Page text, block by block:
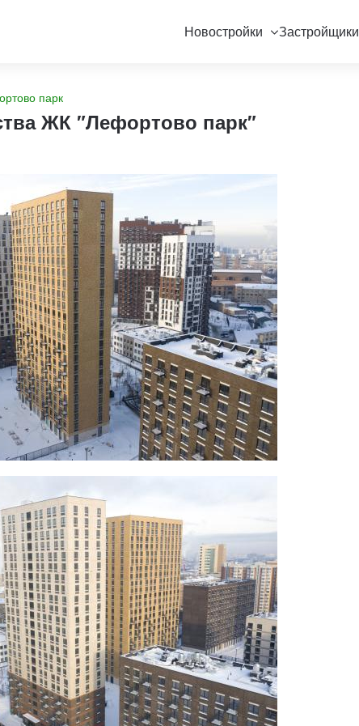
Новостройки Застройщики
парк
ЖК "Лефортово парк"